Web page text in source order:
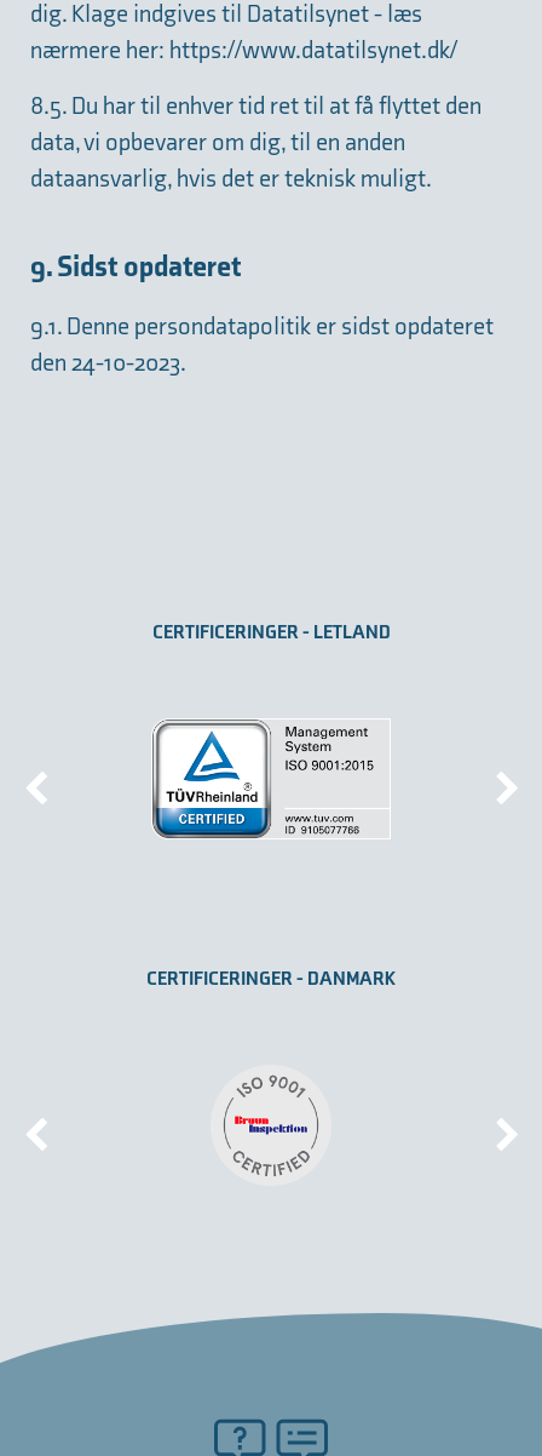
dig. Klage indgives til Datatilsynet - læs
nærmere her: https://www.datatilsynet.dk/
8.5. Du har til enhver tid ret til at få flyttet den
data, vi opbevarer om dig, til en anden
dataansvarlig, hvis det er teknisk muligt.
9. Sidst opdateret
9.1. Denne persondatapolitik er sidst opdateret
den 24-10-2023.
CERTIFICERINGER - LETLAND
CERTIFICERINGER - DANMARK